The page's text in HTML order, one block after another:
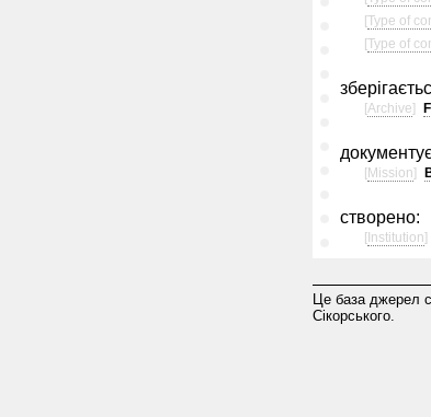
[Type of
[Type of
[Archive]
[Mission]
створено:
[ Institution]
Це база джерел
Сікорського.